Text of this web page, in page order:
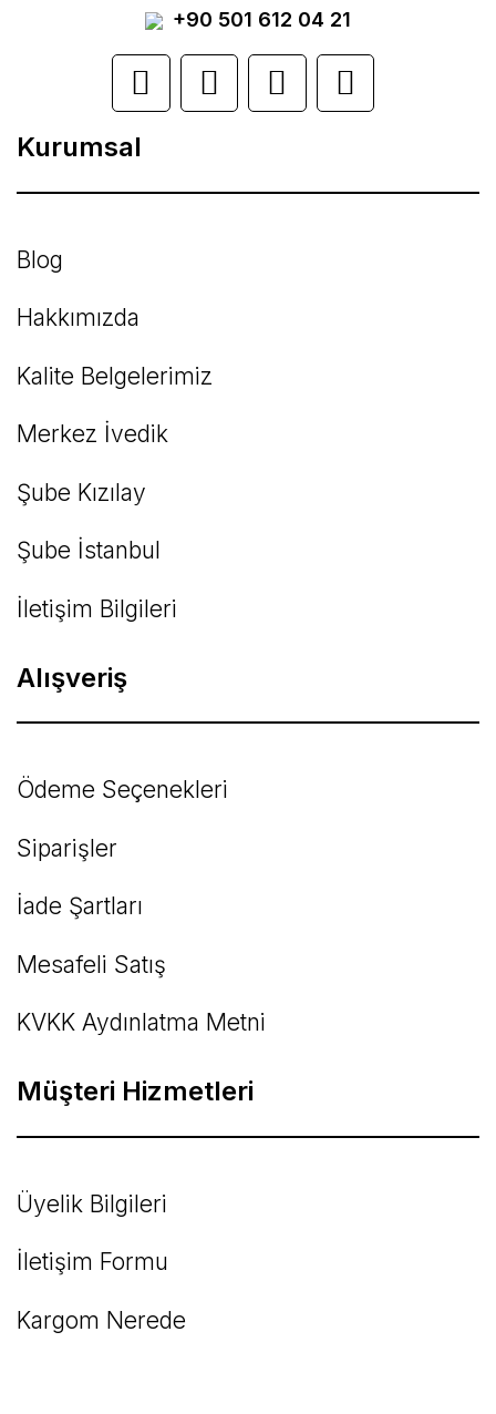
görüntülenemiyor.
Ürün açıklamasında eksik bilgiler bulunuyor.
Ürün bilgilerinde hatalar bulunuyor.
Ürün fiyatı diğer sitelerden daha pahalı.
Bu ürüne benzer farklı alternatifler olmalı.
+90 501 612 04 21
Kurumsal
Blog
Hakkımızda
Kalite Belgelerimiz
Merkez İvedik
Şube Kızılay
Şube İstanbul
İletişim Bilgileri
Alışveriş
Ödeme Seçenekleri
Siparişler
İade Şartları
Mesafeli Satış
KVKK Aydınlatma Metni
Müşteri Hizmetleri
Üyelik Bilgileri
İletişim Formu
Kargom Nerede